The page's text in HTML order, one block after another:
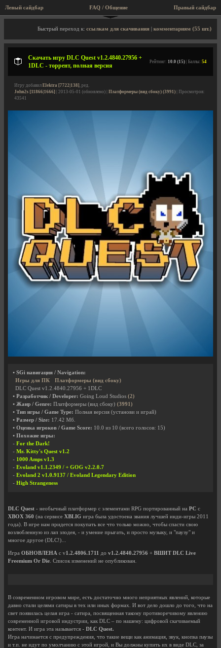
Левый сайдбар Правый сайдбар
FAQ / Общение
Описание игры, торрент, скриншоты, видео
Быстрый переход к: ссылкам для скачивания комментариям (55 шт.)
Скачать игру DLC Quest v1.2.4840.27956 +
1DLC - торрент, полная версия
Рейтинг: 10.0 (15) | Баллы: 54
Игру добавил Elektra [7722|138], ред.
John2s [11866|1666] | 2013-05-01 (обновлено) | Платформеры (вид сбоку) (3991) | Просмотров:
43541
• SGi навигация / Navigation:
Игры для ПК
Платформеры (вид сбоку)
DLC Quest v1.2.4840.27956 + 1DLC
• Разработчик / Developer: Going Loud Studios (2)
• Жанр / Genre: Платформеры (вид сбоку) (3991)
• Тип игры / Game Type: Полная версия (установи и играй)
• Размер / Size: 17.42 Мб.
• Оценка игроков / Game Score: 10.0 из 10 (всего голосов: 15)
• Похожие игры:
- For the Dark!
- Mr. Kitty's Quest v1.2
- 1000 Amps v1.3
- Evoland v1.1.2349 / + GOG v2.2.0.7
- Evoland 2 v1.0.9137 / Evoland Legendary Edition
- High Strangeness
DLC Quest - необычный платформер с элементами RPG портированный на PC с
XBOX 360 (на сервисе XBLIG игра была удостоена звания лучшей инди-игры 2011
года). В игре нам придется покупать все что только можно, чтобы спасти свою
возлюбленную из лап злодея, - и умение прыгать, и просто музыку, и "паузу" и
многое другое (DLC!)...
Игра ОБНОВЛЕНА с v1.2.4806.1711 до v1.2.4840.27956 + ВШИТ DLC Live
Freemium Or Die . Список изменений не опубликован.
В современном игровом мире, есть достаточно много неприятных явлений, которые
давно стали целями сатиры в тех или иных формах. И вот дело дошло до того, что на
свет появилась целая игра - сатира, посвященная такому противоречивому явлению
современной игровой индустрии, как DLC – по нашему: цифровой скачиваемый
контент. И игра эта называется - DLC Quest.
Игра начинается с предупреждения, что такие вещи как анимация, звук, кнопка паузы
и т.п. не идут по умолчанию с этой игрой, и Вы должны купить их в виде DLC, за